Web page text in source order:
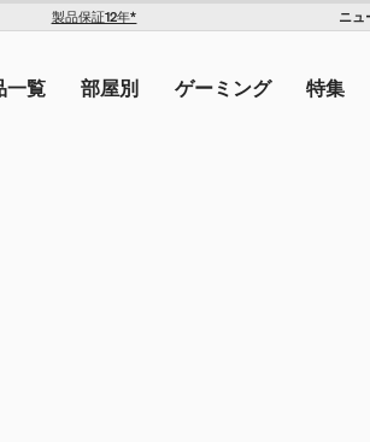
($)
製品保証12年* ニュ
。
一覧 部屋別 ゲーミング 特集